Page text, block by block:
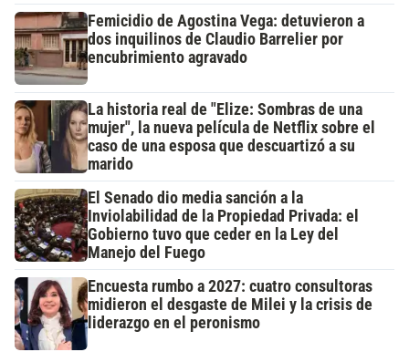
Femicidio de Agostina Vega: detuvieron a
dos inquilinos de Claudio Barrelier por
encubrimiento agravado
La historia real de "Elize: Sombras de una
mujer", la nueva película de Netflix sobre el
caso de una esposa que descuartizó a su
marido
El Senado dio media sanción a la
Inviolabilidad de la Propiedad Privada: el
Gobierno tuvo que ceder en la Ley del
Manejo del Fuego
Encuesta rumbo a 2027: cuatro consultoras
midieron el desgaste de Milei y la crisis de
liderazgo en el peronismo